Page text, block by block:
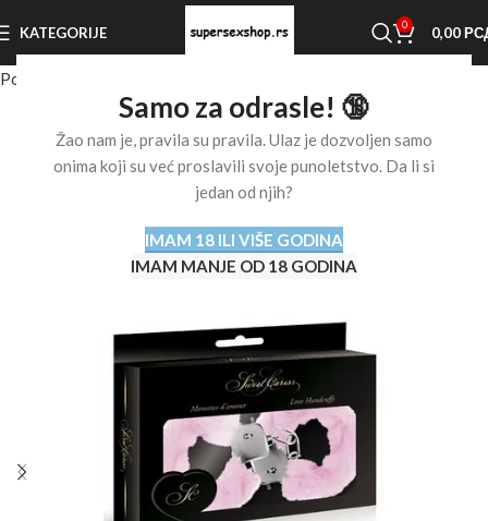
Samo za odrasle! 🔞
Žao nam je, pravila su pravila. Ulaz je dozvoljen samo
onima koji su već proslavili svoje punoletstvo. Da li si
jedan od njih?
IMAM 18 ILI VIŠE GODINA
IMAM MANJE OD 18 GODINA
KATEGORIJE 0 0,00
Početna stranica